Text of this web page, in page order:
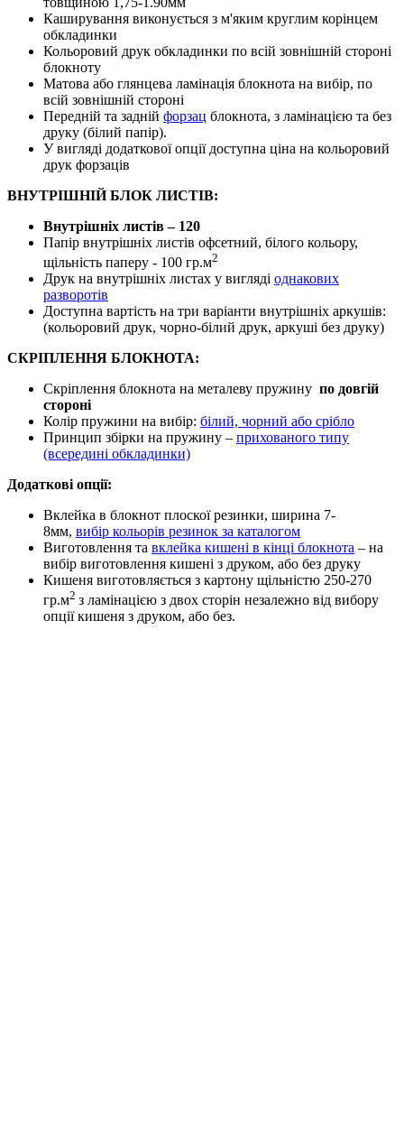
Каширування виконується з м'яким круглим корінцем
обкладинки
Кольоровий друк обкладинки по всій зовнішній стороні
блокноту
Матова або глянцева ламінація блокнота на вибір, по
всій зовнішній стороні
Передній та задній форзац блокнота, з ламінацією та без
друку (білий папір).
У вигляді додаткової опції доступна ціна на кольоровий
друк форзаців
ВНУТРІШНІЙ БЛОК ЛИСТІВ:
Внутрішніх листів – 120
Папір внутрішніх листів офсетний, білого кольору,
щільність паперу - 100 гр.м2
Друк на внутрішніх листах у вигляді однакових
разворотів
Доступна вартість на три варіанти внутрішніх аркушів:
(кольоровий друк, чорно-білий друк, аркуші без друку)
СКРІПЛЕННЯ БЛОКНОТА:
Скріплення блокнота на металеву пружину по довгій
стороні
Колір пружини на вибір: білий, чорний або срібло
Принцип збірки на пружину – прихованого типу
(всередині обкладинки)
Додаткові опції:
Вклейка в блокнот плоскої резинки, ширина 7-
8мм, вибір кольорів резинок за каталогом
Виготовлення та вклейка кишені в кінці блокнота – на
вибір виготовлення кишені з друком, або без друку
Кишеня виготовляється з картону щільністю 250-270
гр.м2 з ламінацією з двох сторін незалежно від вибору
опції кишеня з друком, або без.